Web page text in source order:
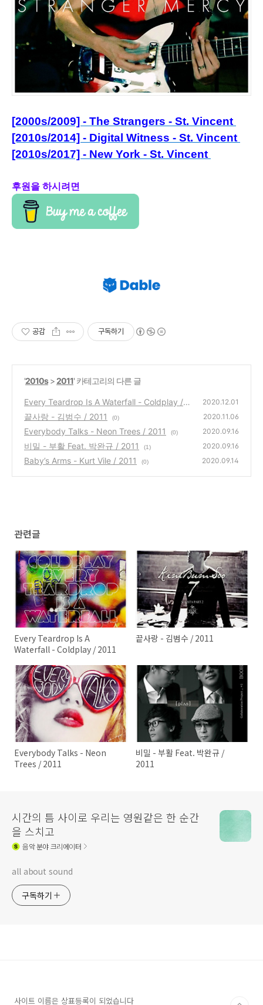
[2000s/2009] - The Strangers - St. Vincent
[2010s/2014] - Digital Witness - St. Vincent
[2010s/2017] - New York - St. Vincent
후원을 하시려면
공감 구독하기
'2010s>2011' 카테고리의 다른 글
Every Teardrop Is A Waterfall - Coldplay / 2
011
(0)
2020.12.01
끝사랑 - 김범수 / 2011 (0) 2020.11.06
Everybody Talks - Neon Trees / 2011 (0) 2020.09.16
비밀 - 부활 Feat. 박완규 / 2011 (1) 2020.09.16
Baby’s Arms - Kurt Vile / 2011 (0) 2020.09.14
관련글
Every Teardrop Is A
Waterfall - Coldplay / 2011
끝사랑 - 김범수 / 2011
Everybody Talks - Neon
Trees / 2011
비밀 - 부활 Feat. 박완규 /
2011
시간의 틈 사이로 우리는 영원같은 한 순간
을 스치고
음악분야 크리에이터
all about sound
구독하기
사이트 이름은 상표등록이 되었습니다